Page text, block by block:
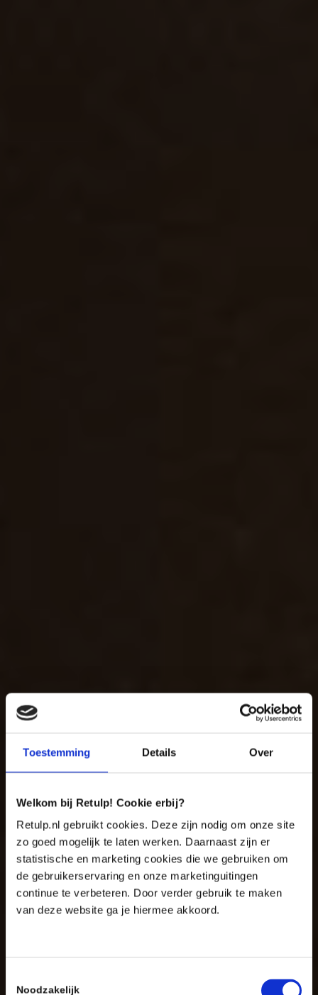
Toestemming Details Over
Welkom bij Retulp! Cookie erbij?
Retulp.nl gebruikt cookies. Deze zijn nodig om onze site
zo goed mogelijk te laten werken. Daarnaast zijn er
statistische en marketing cookies die we gebruiken om
de gebruikerservaring en onze marketinguitingen
continue te verbeteren. Door verder gebruik te maken
van deze website ga je hiermee akkoord.
Noodzakelijk